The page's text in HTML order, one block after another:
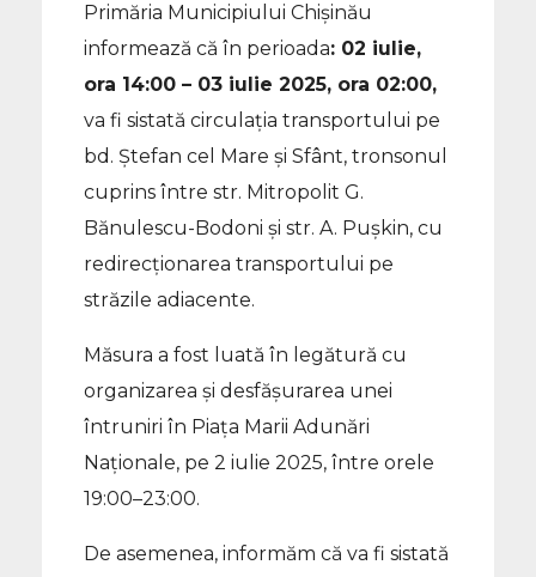
Primăria Municipiului Chișinău
informează că în perioada: 02 iulie,
ora 14:00 – 03 iulie 2025, ora 02:00,
va fi sistată circulația transportului pe
bd. Ștefan cel Mare și Sfânt, tronsonul
cuprins între str. Mitropolit G.
Bănulescu-Bodoni și str. A. Pușkin, cu
redirecționarea transportului pe
străzile adiacente.
Măsura a fost luată în legătură cu
organizarea și desfășurarea unei
întruniri în Piața Marii Adunări
Naționale, pe 2 iulie 2025, între orele
19:00–23:00.
De asemenea, informăm că va fi sistată